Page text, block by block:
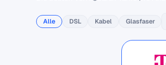
Alle DSL Kabel Glasfaser